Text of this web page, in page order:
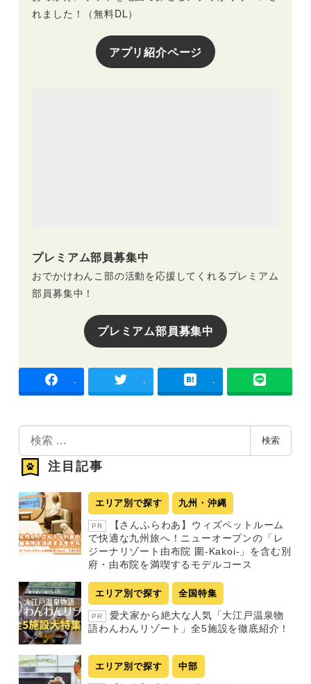
れました！（無料DL）
アプリ紹介ページ
プレミアム部員募集中
おでかけわんこ部の活動を応援してくれるプレミアム
部員募集中！
プレミアム部員募集中
- - -
検
索
検索
注目記事
エリア別で探す 九州・沖縄
PR
【さんふらわあ】ウィズペットルーム
で快適な九州旅へ！ニューオープンの「レ
ジーナリゾート由布院 圍-Kakoi-」を含む別
府・由布院を満喫するモデルコース
エリア別で探す 全国特集
PR
愛犬家から絶大な人気「大江戸温泉物
語わんわんリゾート」全5施設を徹底紹介！
エリア別で探す 中部